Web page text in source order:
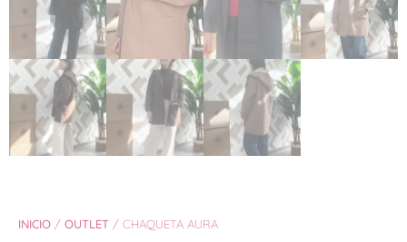
INICIO / OUTLET / CHAQUETA AURA